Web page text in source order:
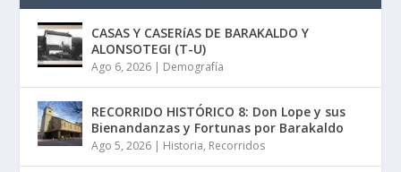
CASAS Y CASERíAS DE BARAKALDO Y
ALONSOTEGI (T-U)
Ago 6, 2026 | Demografía
RECORRIDO HISTÓRICO 8: Don Lope y sus
Bienandanzas y Fortunas por Barakaldo
Ago 5, 2026 | Historia, Recorridos